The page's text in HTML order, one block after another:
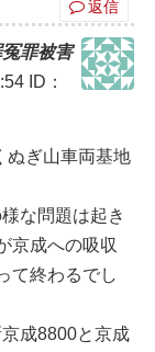
返信
罪被害
ID：
ぬぎ山車両基地
な問題は起き
京成への吸収
て終わるでし
成8800と京成